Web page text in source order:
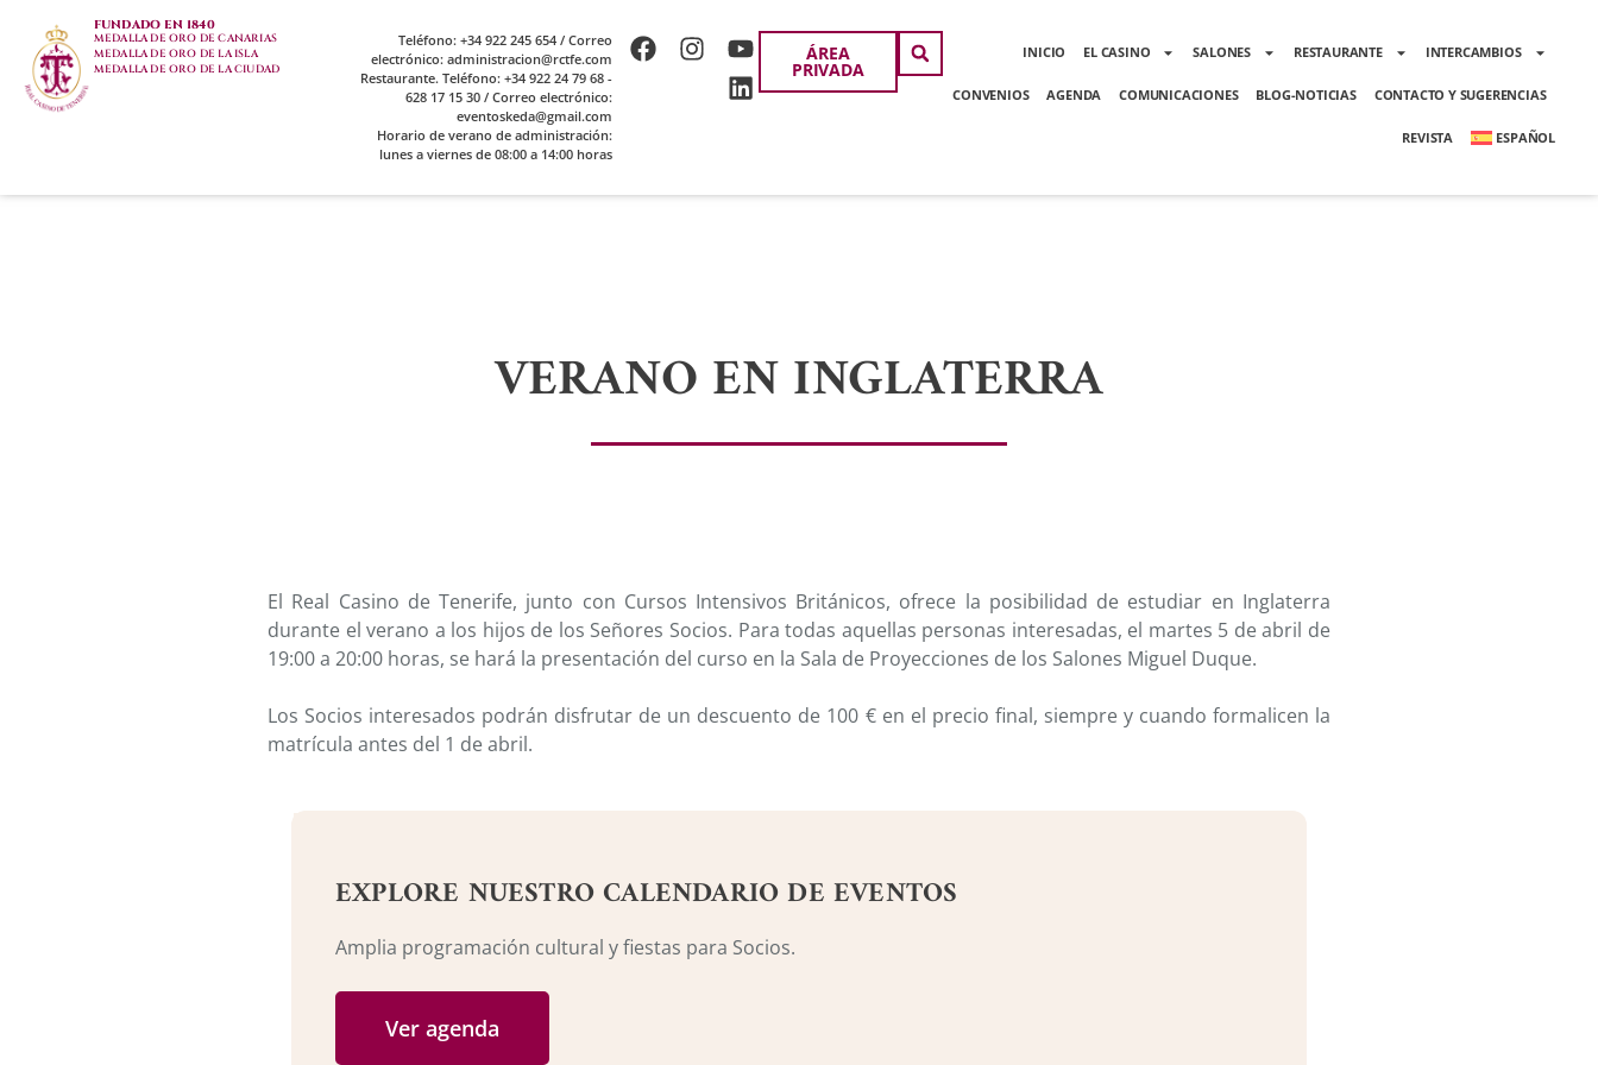
FUNDADO EN 1840
MEDALLA DE ORO DE CANARIAS
MEDALLA DE ORO DE LA ISLA
MEDALLA DE ORO DE LA CIUDAD
Teléfono: +34 922 245 654 / Correo
electrónico: administracion@rctfe.com
Restaurante. Teléfono: +34 922 24 79 68 -
628 17 15 30 / Correo electrónico:
eventoskeda@gmail.com
Horario de verano de administración:
lunes a viernes de 08:00 a 14:00 horas
ÁREA
PRIVADA
INICIO EL CASINO SALONES RESTAURANTE INTERCAMBIOS
CONVENIOS AGENDA COMUNICACIONES BLOG-NOTICIAS CONTACTO Y SUGERENCIAS
REVISTA ESPAÑOL
VERANO EN INGLATERRA
El Real Casino de Tenerife, junto con Cursos Intensivos Británicos, ofrece la posibilidad de estudiar en Inglaterra
durante el verano a los hijos de los Señores Socios. Para todas aquellas personas interesadas, el martes 5 de abril de
19:00 a 20:00 horas, se hará la presentación del curso en la Sala de Proyecciones de los Salones Miguel Duque.
Los Socios interesados podrán disfrutar de un descuento de 100 € en el precio final, siempre y cuando formalicen la
matrícula antes del 1 de abril.
EXPLORE NUESTRO CALENDARIO DE EVENTOS
Amplia programación cultural y fiestas para Socios.
Ver agenda